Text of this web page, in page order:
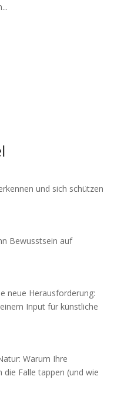
und sich schützen
Bewusstsein auf
neue Herausforderung:
Input für künstliche
Warum Ihre
Falle tappen (und wie